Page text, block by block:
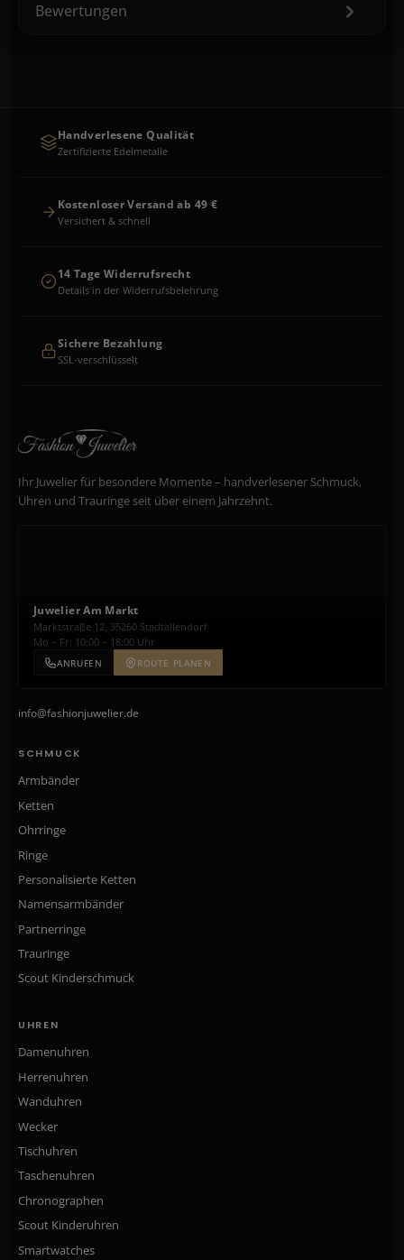
Bewertungen
Handverlesene Qualität
Zertifizierte Edelmetalle
Kostenloser Versand ab 49 €
Versichert & schnell
14 Tage Widerrufsrecht
Details in der Widerrufsbelehrung
Sichere Bezahlung
SSL-verschlüsselt
Ihr Juwelier für besondere Momente – handverlesener Schmuck,
Uhren und Trauringe seit über einem Jahrzehnt.
Juwelier Am Markt
Marktstraße 12, 35260 Stadtallendorf
Mo – Fr: 10:00 – 18:00 Uhr
ANRUFEN ROUTE PLANEN
info@fashionjuwelier.de
SCHMUCK
Armbänder
Ketten
Ohrringe
Ringe
Personalisierte Ketten
Namensarmbänder
Partnerringe
Trauringe
Scout Kinderschmuck
UHREN
Damenuhren
Herrenuhren
Wanduhren
Wecker
Tischuhren
Taschenuhren
Chronographen
Scout Kinderuhren
Smartwatches